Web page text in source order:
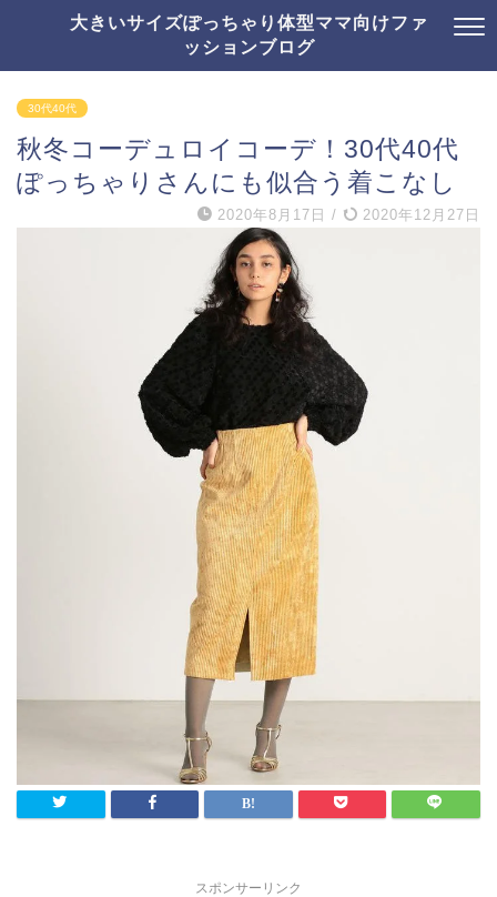
大きいサイズぽっちゃり体型ママ向けファ
ッションブログ
30代40代
秋冬コーデュロイコーデ！30代40代
ぽっちゃりさんにも似合う着こなし
2020年8月17日 / 2020年12月27日
スポンサーリンク